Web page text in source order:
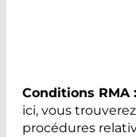
Conditions RMA :
ici, vous
procédures